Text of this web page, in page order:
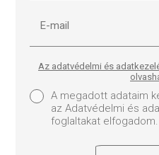
Az adatvédelmi és
A megadott adataim
az Adatvédelmi és adatkezelési szabályzatban
foglaltakat elfogadom.